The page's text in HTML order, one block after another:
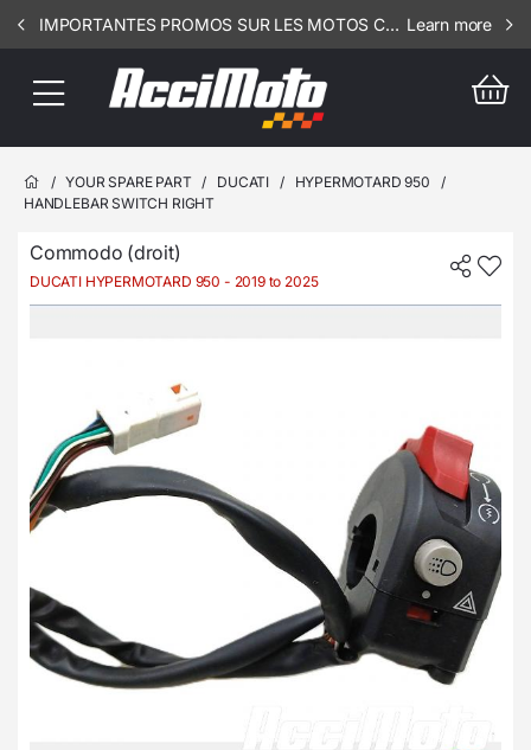
IMPORTANTES PROMOS SUR LES MOTOS COMPLETES !!! CONSULTEZ NOS ANNONCES ----- SCOOT - RSV - 3107 Learn more
/ YOUR SPARE PART / DUCATI / HYPERMOTARD 950
/
HANDLEBAR SWITCH RIGHT
Commodo (droit)
DUCATI HYPERMOTARD 950 - 2019 to 2025